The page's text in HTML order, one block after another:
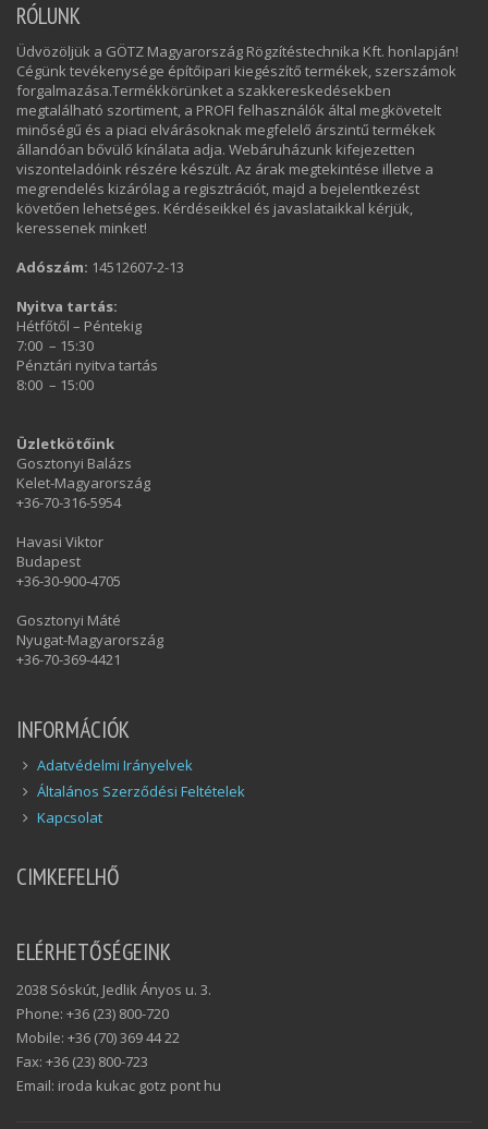
RÓLUNK
Üdvözöljük a GÖTZ Magyarország Rögzítéstechnika Kft. honlapján!
Cégünk tevékenysége építőipari kiegészítő termékek, szerszámok
forgalmazása.Termékkörünket a szakkereskedésekben
megtalálható szortiment, a PROFI felhasználók által megkövetelt
minőségű és a piaci elvárásoknak megfelelő árszintű termékek
állandóan bővülő kínálata adja. Webáruházunk kifejezetten
viszonteladóink részére készült. Az árak megtekintése illetve a
megrendelés kizárólag a regisztrációt, majd a bejelentkezést
követően lehetséges. Kérdéseikkel és javaslataikkal kérjük,
keressenek minket!
Adószám: 14512607-2-13
Nyitva tartás:
Hétfőtől – Péntekig
7:00 – 15:30
Pénztári nyitva tartás
8:00 – 15:00
Üzletkötőink
Gosztonyi Balázs
Kelet-Magyarország
+36-70-316-5954
Havasi Viktor
Budapest
+36-30-900-4705
Gosztonyi Máté
Nyugat-Magyarország
+36-70-369-4421
INFORMÁCIÓK
Adatvédelmi Irányelvek
Általános Szerződési Feltételek
Kapcsolat
CIMKEFELHŐ
ELÉRHETŐSÉGEINK
2038 Sóskút, Jedlik Ányos u. 3.
Phone: +36 (23) 800-720
Mobile: +36 (70) 369 44 22
Fax: +36 (23) 800-723
Email: iroda kukac gotz pont hu